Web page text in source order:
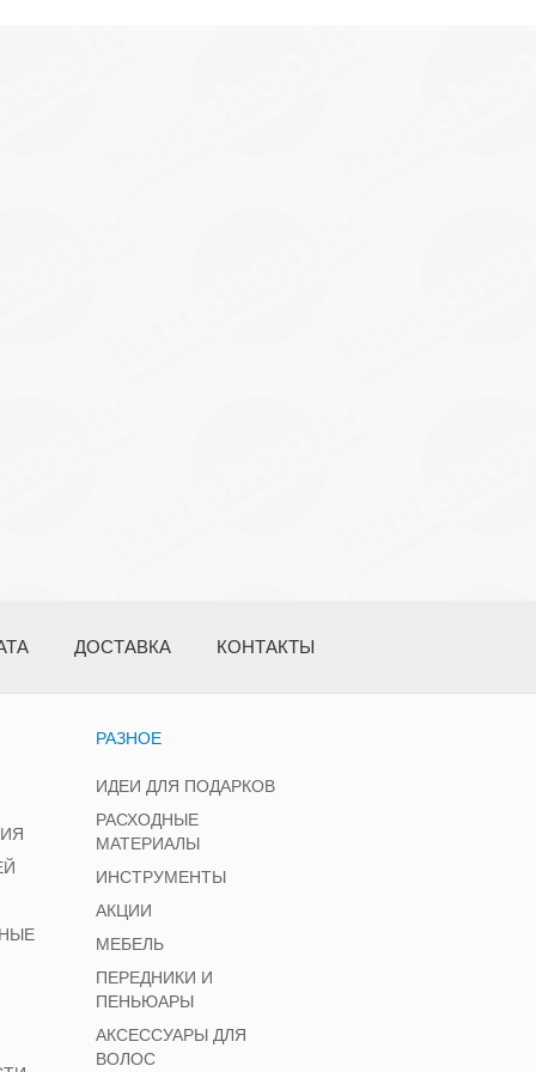
ДОСТАВКА КОНТАКТЫ
РАЗНОЕ
ИДЕИ ДЛЯ ПОДАРКОВ
РАСХОДНЫЕ
МАТЕРИАЛЫ
ИНСТРУМЕНТЫ
АКЦИИ
МЕБЕЛЬ
ПЕРЕДНИКИ И
ПЕНЬЮАРЫ
АКСЕССУАРЫ ДЛЯ
ВОЛОС